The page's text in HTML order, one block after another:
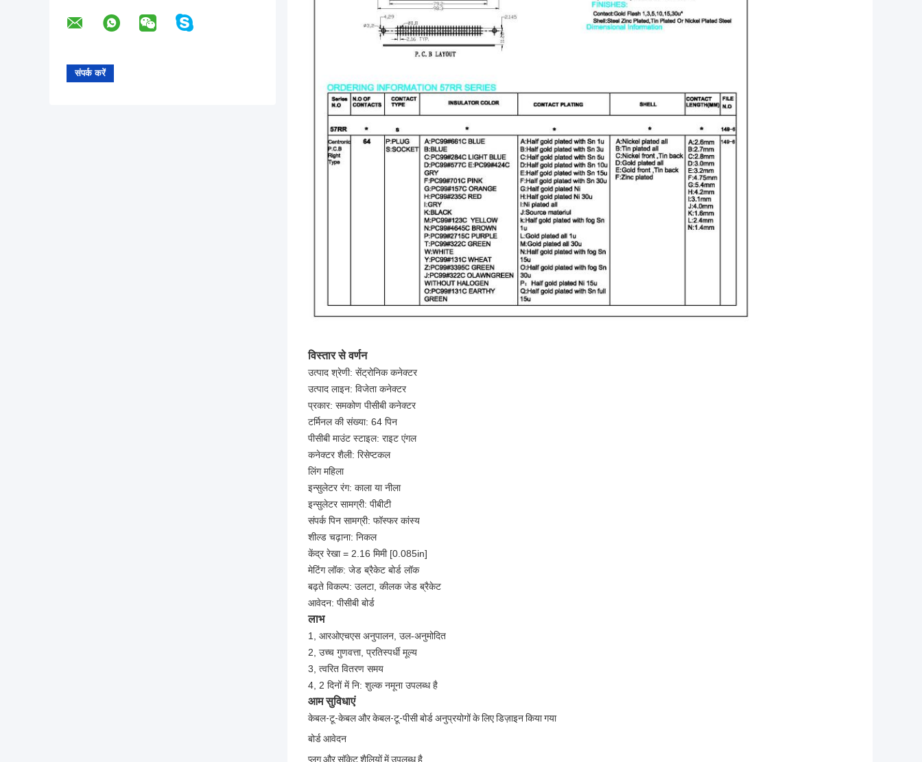
विस्तार से वर्णन
उत्पाद श्रेणी: सेंट्रोनिक कनेक्टर
उत्पाद लाइन: विजेता कनेक्टर
प्रकार: समकोण पीसीबी कनेक्टर
टर्मिनल की संख्या: 64 पिन
पीसीबी माउंट स्टाइल: राइट एंगल
कनेक्टर शैली: रिसेप्टकल
लिंग महिला
इन्सुलेटर रंग: काला या नीला
इन्सुलेटर सामग्री: पीबीटी
संपर्क पिन सामग्री: फॉस्फर कांस्य
शील्ड चढ़ाना: निकल
केंद्र रेखा = 2.16 मिमी [0.085in]
मेटिंग लॉक: जेड ब्रैकेट बोर्ड लॉक
बढ़ते विकल्प: उलटा, कीलक जेड ब्रैकेट
आवेदन: पीसीबी बोर्ड
लाभ
1, आरओएचएस अनुपालन, उल-अनुमोदित
2, उच्च गुणवत्ता, प्रतिस्पर्धी मूल्य
3, त्वरित वितरण समय
4, 2 दिनों में नि: शुल्क नमूना उपलब्ध है
आम सुविधाएं
केबल-टू-केबल और केबल-टू-पीसी बोर्ड अनुप्रयोगों के लिए डिज़ाइन किया गया
बोर्ड आवेदन
प्लग और सॉकेट शैलियों में उपलब्ध है